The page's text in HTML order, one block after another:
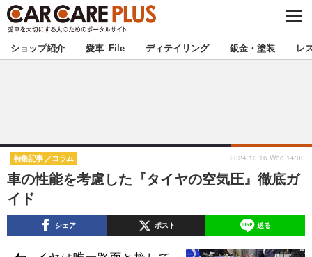
C
S
E
★カーケアプラス認定★ 厳選プロショップを地域から探す
甲信越 北陸
東海 関西
中国 四国
九州 沖縄
ショップ紹介 愛車 File ディテイリング 鈑金・塗装 レ
車の性能を考慮した『タイヤの空気圧』徹底ガ
イド
特集記事 コラム 2024.10.16 Wed 14:00
シェア ポスト 送る